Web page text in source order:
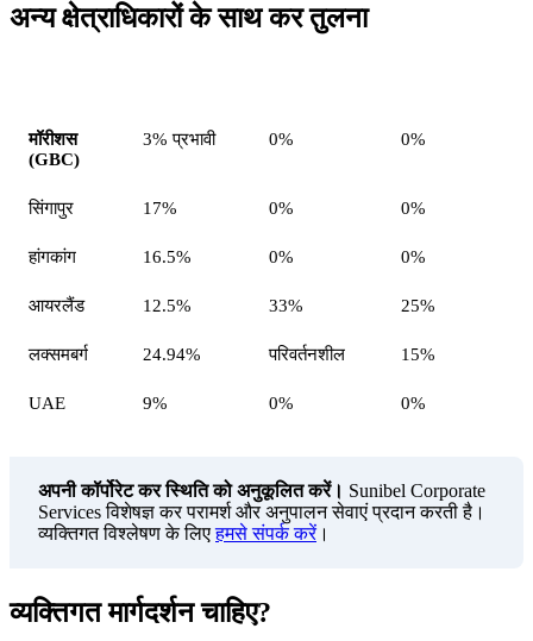
अन्य क्षेत्राधिकारों के साथ कर तुलना
मॉरीशस
(GBC)
3% प्रभावी 0% 0%
सिंगापुर 17% 0% 0%
हांगकांग 16.5% 0% 0%
आयरलैंड 12.5% 33% 25%
लक्समबर्ग 24.94% परिवर्तनशील 15%
UAE 9% 0% 0%
अपनी कॉर्पोरेट कर स्थिति को अनुकूलित करें। Sunibel Corporate
Services विशेषज्ञ कर परामर्श और अनुपालन सेवाएं प्रदान करती है।
व्यक्तिगत विश्लेषण के लिएहमसे संपर्क करें।
व्यक्तिगत मार्गदर्शन चाहिए?